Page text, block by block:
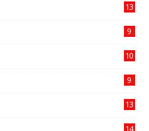
13
9
10
9
13
14